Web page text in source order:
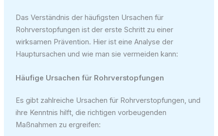
Das Verständnis der häufigsten Ursachen für
Rohrverstopfungen ist der erste Schritt zu einer
wirksamen Prävention. Hier ist eine Analyse der
Hauptursachen und wie man sie vermeiden kann:
Häufige Ursachen für Rohrverstopfungen
Es gibt zahlreiche Ursachen für Rohrverstopfungen, und
ihre Kenntnis hilft, die richtigen vorbeugenden
Maßnahmen zu ergreifen: